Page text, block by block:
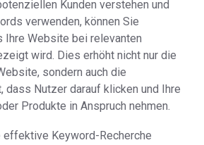
Kunden verstehen und
verwenden, können Sie
Ihre Website bei relevanten
wird. Dies erhöht nicht nur die
sondern auch die
dass Nutzer darauf klicken und Ihre
Produkte in Anspruch nehmen.
effektive Keyword-Recherche